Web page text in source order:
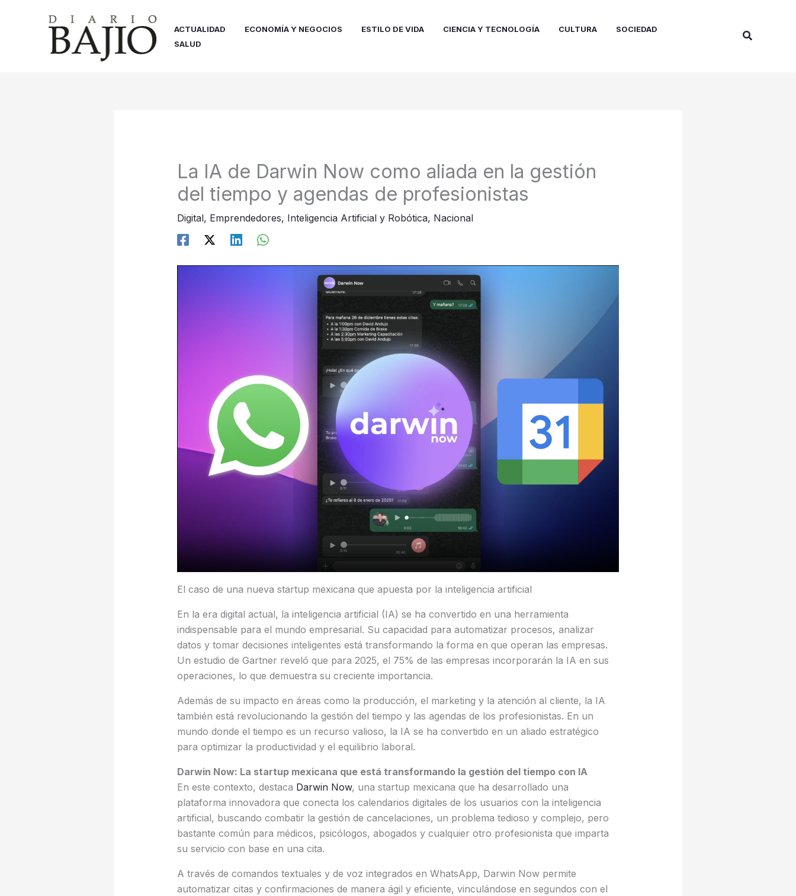
ACTUALIDAD ECONOMÍA Y NEGOCIOS ESTILO DE VIDA CIENCIA Y TECNOLOGÍA CULTURA
SOCIEDAD
SALUD
Buscar
La IA de Darwin Now como aliada en la gestión
del tiempo y agendas de profesionistas
Digital, Emprendedores, Inteligencia Artificial y Robótica, Nacional
El caso de una nueva startup mexicana que apuesta por la inteligencia artificial
En la era digital actual, la inteligencia artificial (IA) se ha convertido en una herramienta
indispensable para el mundo empresarial. Su capacidad para automatizar procesos, analizar
datos y tomar decisiones inteligentes está transformando la forma en que operan las empresas.
Un estudio de Gartner reveló que para 2025, el 75% de las empresas incorporarán la IA en sus
operaciones, lo que demuestra su creciente importancia.
Además de su impacto en áreas como la producción, el marketing y la atención al cliente, la IA
también está revolucionando la gestión del tiempo y las agendas de los profesionistas. En un
mundo donde el tiempo es un recurso valioso, la IA se ha convertido en un aliado estratégico
para optimizar la productividad y el equilibrio laboral.
Darwin Now: La startup mexicana que está transformando la gestión del tiempo con IA
En este contexto, destaca Darwin Now, una startup mexicana que ha desarrollado una
plataforma innovadora que conecta los calendarios digitales de los usuarios con la inteligencia
artificial, buscando combatir la gestión de cancelaciones, un problema tedioso y complejo, pero
bastante común para médicos, psicólogos, abogados y cualquier otro profesionista que imparta
su servicio con base en una cita.
A través de comandos textuales y de voz integrados en WhatsApp, Darwin Now permite
automatizar citas y confirmaciones de manera ágil y eficiente, vinculándose en segundos con el